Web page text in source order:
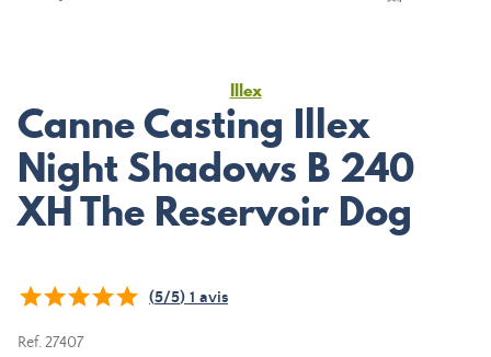
Illex
Canne Casting Illex
Night Shadows B 240
XH The Reservoir Dog
(5/5) 1 avis
Ref. 27407